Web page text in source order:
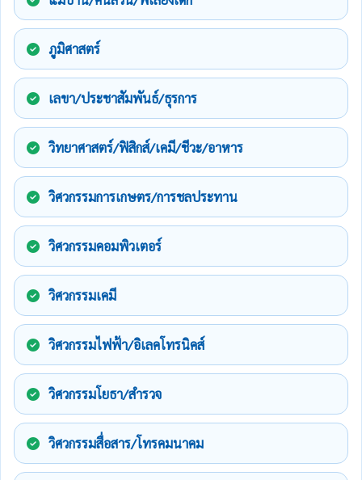
ภูมิศาสตร์
เลขา/ประชาสัมพันธ์/ธุรการ
วิทยาศาสตร์/ฟิสิกส์/เคมี/ชีวะ/อาหาร
วิศวกรรมการเกษตร/การชลประทาน
วิศวกรรมคอมพิวเตอร์
วิศวกรรมเคมี
วิศวกรรมไฟฟ้า/อิเลคโทรนิคส์
วิศวกรรมโยธา/สำรวจ
วิศวกรรมสื่อสาร/โทรคมนาคม